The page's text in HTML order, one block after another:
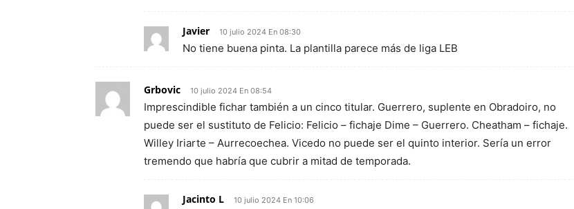
Javier 10 julio 2024 En 08:30
No tiene buena pinta. La plantilla parece más de liga LEB
Grbovic 10 julio 2024 En 08:54
Imprescindible fichar también a un cinco titular. Guerrero, suplente en Obradoiro, no
puede ser el sustituto de Felicio: Felicio – fichaje Dime – Guerrero. Cheatham – fichaje.
Willey Iriarte – Aurrecoechea. Vicedo no puede ser el quinto interior. Sería un error
tremendo que habría que cubrir a mitad de temporada.
Jacinto L 10 julio 2024 En 10:06